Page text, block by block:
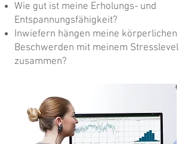
Wie gut ist meine Erholungs- und
Entspannungsfähigkeit?
Inwiefern hängen meine körperlichen
Beschwerden mit meinem Stresslevel
zusammen?